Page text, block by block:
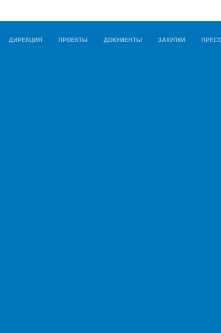
ДИРЕКЦИЯ ПРОЕКТЫ ДОКУМЕНТЫ ЗАКУПКИ